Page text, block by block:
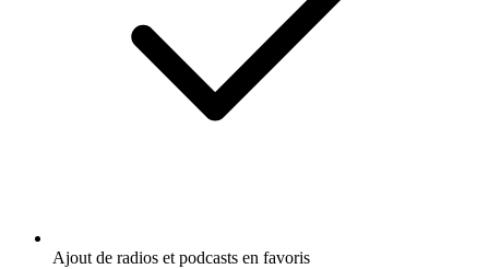
Ajout de radios et podcasts en favoris